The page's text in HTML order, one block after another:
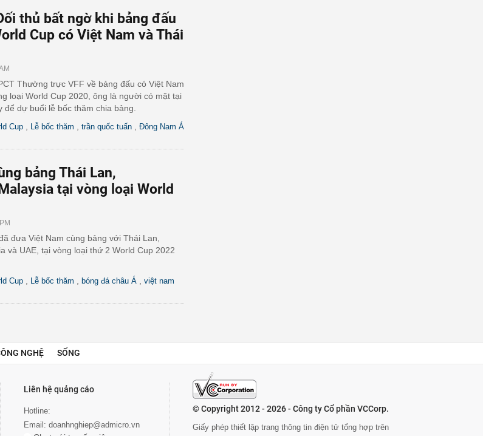
thủ bất ngờ khi bảng đấu
Cup có Việt Nam và Thái
Thường trực VFF về bảng đấu có Việt Nam
loại World Cup 2020, ông là người có mặt tại
để dự buổi lễ bốc thăm chia bảng.
Cup Lễ bốc thăm trần quốc tuấn Đông Nam Á
bảng Thái Lan,
tại vòng loại World
đưa Việt Nam cùng bảng với Thái Lan,
và UAE, tại vòng loại thứ 2 World Cup 2022
Cup Lễ bốc thăm bóng đá châu Á việt nam
NGHỆ SỐNG
Liên hệ quảng cáo
Hotline:
Email: doanhnghiep@admicro.vn
© Copyright 2012 - 2026 - Công ty Cổ phần VCCorp.
Giấy phép thiết lập trang thông tin điện tử tổng hợp trên